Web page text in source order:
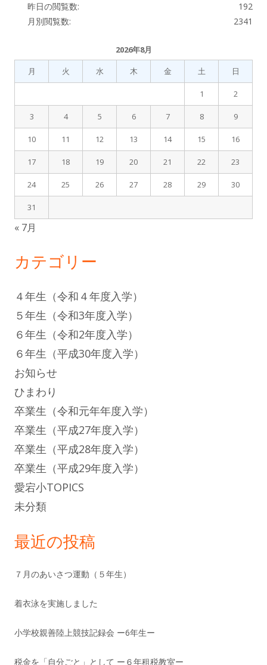
192
昨日の閲覧数:
2341
月別閲覧数:
2026年8月
月
火 水 木 金 土 日
1 2
3 4 5 6 7 8 9
10 11 12 13 14 15 16
17 18 19 20 21 22 23
24 25 26 27 28 29 30
31
« 7月
カテゴリー
４年生（令和４年度入学）
５年生（令和3年度入学）
６年生（令和2年度入学）
６年生（平成30年度入学）
お知らせ
ひまわり
卒業生（令和元年年度入学）
卒業生（平成27年度入学）
卒業生（平成28年度入学）
卒業生（平成29年度入学）
愛宕小TOPICS
未分類
最近の投稿
７月のあいさつ運動（５年生）
着衣泳を実施しました
小学校親善陸上競技記録会 ー6年生ー
税金を「自分ごと」として ー６年租税教室ー